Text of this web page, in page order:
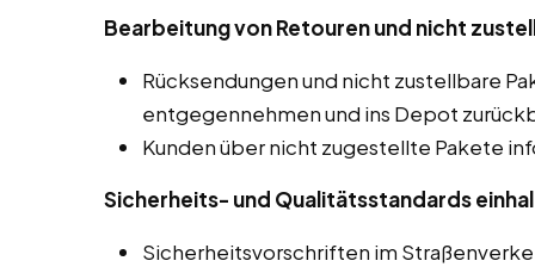
Bearbeitung von Retouren und nicht
Rücksendungen und nicht zustellbare
entgegennehmen und ins Depot
Kunden über nicht zugestellte Pakete
Sicherheits- und Qualitätsstandards
Sicherheitsvorschriften im